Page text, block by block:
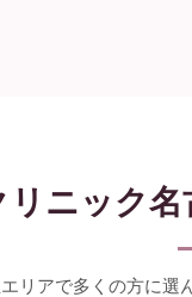
リニック
リアで多くの方に選